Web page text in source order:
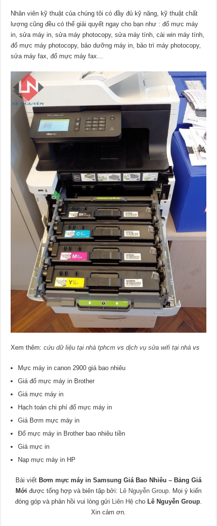
Nhân viên kỹ thuật của chúng tôi có đầy đủ kỹ năng, kỹ thuật chất
lượng cũng đều có thể giải quyết ngay cho bạn như : đổ mực máy
in, sửa máy in, sửa máy photocopy, sửa máy tính, cài win máy tính,
đổ mực máy photocopy, bảo dưỡng máy in, bảo trì máy photocopy,
sửa máy fax, đổ mực máy fax…
Xem thêm:cứu dữ liệu tại nhà tphcm vsdịch vụ sửa wifi tại nhà vs
Mực máy in canon 2900 giá bao nhiêu
Giá đổ mực máy in Brother
Giá mực máy in
Hạch toán chi phí đổ mực máy in
Giá Bơm mực máy in
Đổ mực máy in Brother bao nhiêu tiền
Giá mực in
Nạp mực máy in HP
Bài viết Bơm mực máy in Samsung Giá Bao Nhiêu – Bảng Giá
Mới được tổng hợp và biên tập bởi: Lê Nguyễn Group. Mọi ý kiến
đóng góp và phản hồi vui lòng gửi Liên Hệcho Lê Nguyễn Group.
Xin cảm ơn.